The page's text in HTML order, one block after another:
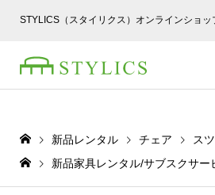
STYLICS（スタイリクス）オンラインショッ
新品レンタル チェア
ス
新品家具レンタル/サブスクサー